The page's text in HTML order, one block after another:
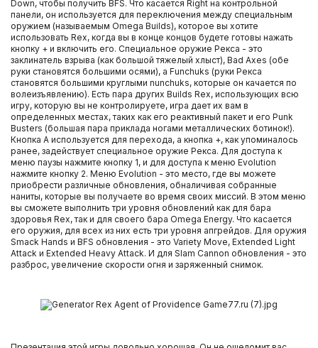
Down, чтобы получить BFS. Что касается Right на контрольной
панели, он используется для переключения между специальным
оружием (называемым Omega Builds), которое вы хотите
использовать Rex, когда вы в конце концов будете готовы нажать
кнопку + и включить его. Специальное оружие Рекса - это
заклинатель взрыва (как большой тяжелый хлыст), Bad Axes (обе
руки становятся большими осями), а Funchuks (руки Рекса
становятся большими круглыми nunchuks, которые он качается по
волеизъявлению). Есть пара других Builds Rex, использующих всю
игру, которую вы не контролируете, игра дает их вам в
определенных местах, таких как его реактивный пакет и его Punk
Busters (большая пара приклада ногами металлических ботинок!).
Кнопка A используется для перехода, а кнопка +, как упоминалось
ранее, задействует специальное оружие Рекса. Для доступа к
меню паузы нажмите кнопку 1, и для доступа к меню Evolution
нажмите кнопку 2. Меню Evolution - это место, где вы можете
приобрести различные обновления, обналичивая собранные
наниты, которые вы получаете во время своих миссий. В этом меню
вы сможете выполнить три уровня обновлений как для бара
здоровья Rex, так и для своего бара Omega Energy. Что касается
его оружия, для всех из них есть три уровня апгрейдов. Для оружия
Smack Hands и BFS обновления - это Variety Move, Extended Light
Attack и Extended Heavy Attack. И для Slam Cannon обновления - это
разброс, увеличение скорости огня и заряженный снимок.